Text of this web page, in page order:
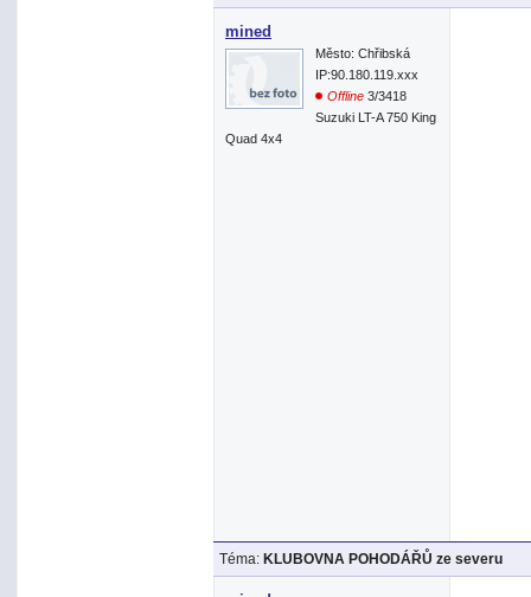
mined
Město: Chřibská
IP:90.180.119.xxx
Offline 3/3418
Suzuki LT-A 750 King
Quad 4x4
Téma: KLUBOVNA POHODÁŘŮ ze severu